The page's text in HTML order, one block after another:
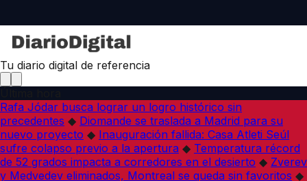
Tu diario digital de referencia
Rafa Jódar busca lograr un logro histórico sin
precedentes ◆ Diomande se traslada a Madrid para su
nuevo proyecto ◆ Inauguración fallida: Casa Atleti Seúl
sufre colapso previo a la apertura ◆ Temperatura récord
de 52 grados impacta a corredores en el desierto ◆ Zverev
y Medvedev eliminados, Montreal se queda sin favoritos ◆